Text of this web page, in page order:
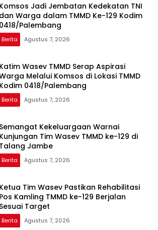
Komsos Jadi Jembatan Kedekatan TNI
dan Warga dalam TMMD Ke-129 Kodim
0418/Palembang
Berita Agustus 7, 2026
Katim Wasev TMMD Serap Aspirasi
Melalui Komsos di Lokasi TMMD
Kodim 0418/Palembang
Berita Agustus 7, 2026
Semangat Kekeluargaan Warnai
Kunjungan Tim Wasev TMMD ke-129 di
Talang Jambe
Berita Agustus 7, 2026
Ketua Tim Wasev Pastikan Rehabilitasi
Pos Kamling TMMD ke-129 Berjalan
Sesuai Target
Berita Agustus 7, 2026